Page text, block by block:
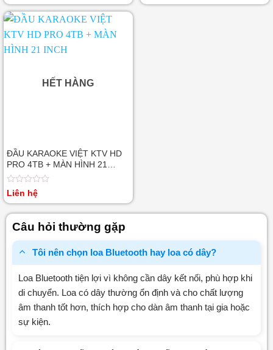
hạng
0
sao
HẾT HÀNG
ĐẦU KARAOKE VIỆT KTV HD
PRO 4TB + MÀN HÌNH 21
INCH
Được
0
Liên hệ
Câu hỏi thường gặp
Tôi nên chọn loa Bluetooth hay loa có dây?
Loa Bluetooth tiện lợi vì không cần dây kết nối, phù hợp khi
di chuyển. Loa có dây thường ổn định và cho chất lượng
âm thanh tốt hơn, thích hợp cho dàn âm thanh tại gia hoặc
sự kiện.